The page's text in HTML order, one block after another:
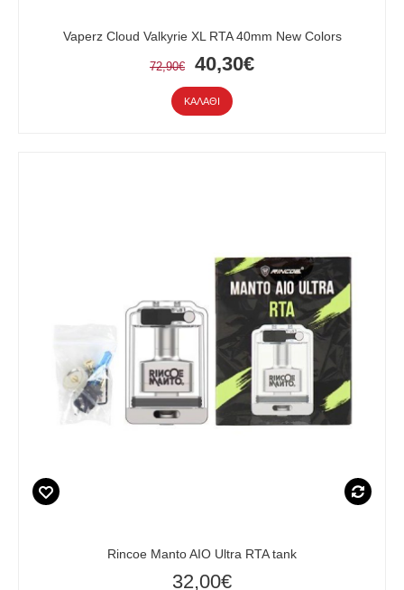
Vaperz Cloud Valkyrie XL RTA 40mm New Colors
72,90€ 40,30€
ΚΑΛΆΘΙ
Rincoe Manto AIO Ultra RTA tank
32,00€